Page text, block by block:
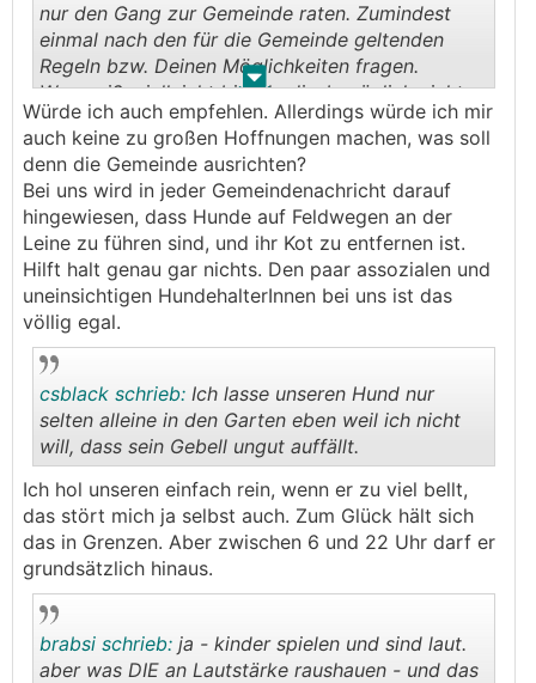
. .
nur den Gang zur Gemeinde raten. Zumindest
einmal nach den für die Gemeinde geltenden
Regeln bzw. Deinen Möglichkeiten fragen.
Wer weiß, vielleicht bist du diesbezüglich nicht
der Erste.
Würde ich auch empfehlen. Allerdings würde ich mir
auch keine zu großen Hoffnungen machen, was soll
denn die Gemeinde ausrichten?
Bei uns wird in jeder Gemeindenachricht darauf
hingewiesen, dass Hunde auf Feldwegen an der
Leine zu führen sind, und ihr Kot zu entfernen ist.
Hilft halt genau gar nichts. Den paar assozialen und
uneinsichtigen HundehalterInnen bei uns ist das
völlig egal.
..
csblack schrieb: Ich lasse unseren Hund nur
selten alleine in den Garten eben weil ich nicht
will, dass sein Gebell ungut auffällt.
Ich hol unseren einfach rein, wenn er zu viel bellt,
das stört mich ja selbst auch. Zum Glück hält sich
das in Grenzen. Aber zwischen 6 und 22 Uhr darf er
grundsätzlich hinaus.
brabsi schrieb: ja - kinder spielen und sind laut.
aber was DIE an Lautstärke raushauen - und das